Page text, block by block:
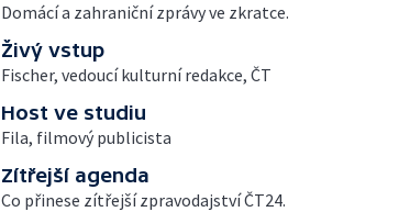
Domácí a zahraniční zprávy ve zkratce.
Živý vstup
Fischer, vedoucí kulturní redakce, ČT
Host ve studiu
Fila, filmový publicista
Zítřejší agenda
Co přinese zítřejší zpravodajství ČT24.